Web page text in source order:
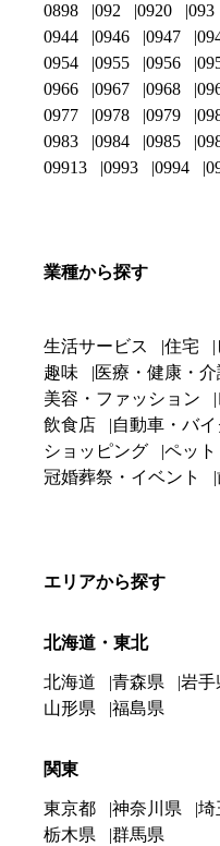
0898
092 0920 093
0944
0946 0947
0954
0955 0956
0966
0967 0968
0977
0978 0979
0983
0984 0985
09913
0993 0994
業種から探す
生活サービス 住宅
趣味
医療・健康・
美容・ファッション
飲食店
自動車・バイ
ショッピング
ペット
冠婚葬祭・イベント
エリアから探す
北海道・東北
北海道 青森県 岩手
山形県
福島県
関東
東京都 神奈川県 埼
栃木県
群馬県